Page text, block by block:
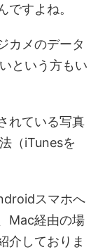
すよね。
カメのデータ
という方もい
れている写真
（iTunesを
スマホへ
Mac経由の場
介しておりま